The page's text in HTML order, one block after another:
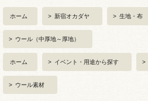
ホーム > 新宿オカダヤ > 生地・布
> ウール（中厚地～厚地）
ホーム > イベント・用途から探す >
> ウール素材